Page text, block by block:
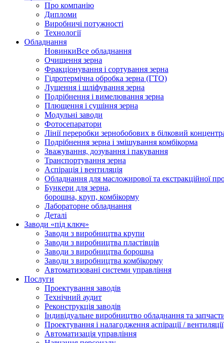
Про компанію
Дипломи
Виробничі потужності
Технології
Обладнання
НовинкиВсе обладнання
Очищення зерна
Фракціонування і сортування зерна
Гідротермічна обробка зерна (ГТО)
Лущення і шліфування зерна
Подрібнення і вимелювання зерна
Плющення і сушіння зерна
Модульні заводи
Фотосепаратори
Лінії переробки зернобобових в білковий
Подрібнення зерна і змішування комбікорма
Зважування, дозування і пакування
Транспортування зерна
Аспірація і вентиляція
Обладнання для масложирової та екстракційної
Бункери для зерна,
борошна, круп, комбікорму
Лабораторне обладнання
Деталі
Заводи «під ключ»
Заводи з виробництва крупи
Заводи з виробництва пластівців
Заводи з виробництва борошна
Заводи з виробництва комбікорму
Автоматизовані системи управління
Послуги
Проектування заводів
Технічний аудит
Реконструкція заводів
Індивідуальне виробництво обладнання та
Проектування і налагодження аспірації / вентиляції
Автоматизація управління